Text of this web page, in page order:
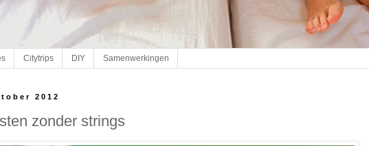
Citytrips DIY Samenwerkingen
2012
zonder strings